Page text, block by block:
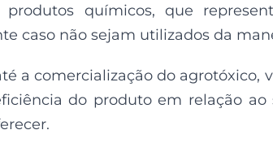
produtos químicos, que
caso não sejam utilizados da
a comercialização do agrotóxico,
do produto em relação